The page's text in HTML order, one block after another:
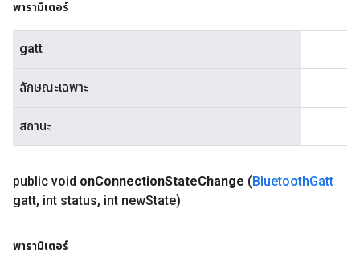
พารามิเตอร์
gatt
ลักษณะเฉพาะ
สถานะ
public void onConnectionStateChange (BluetoothGatt
gatt, int status, int newState)
พารามิเตอร์